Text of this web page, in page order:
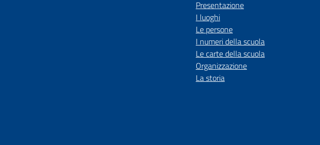
Presentazione
I luoghi
Le persone
I numeri della scuola
Le carte della scuola
Organizzazione
La storia